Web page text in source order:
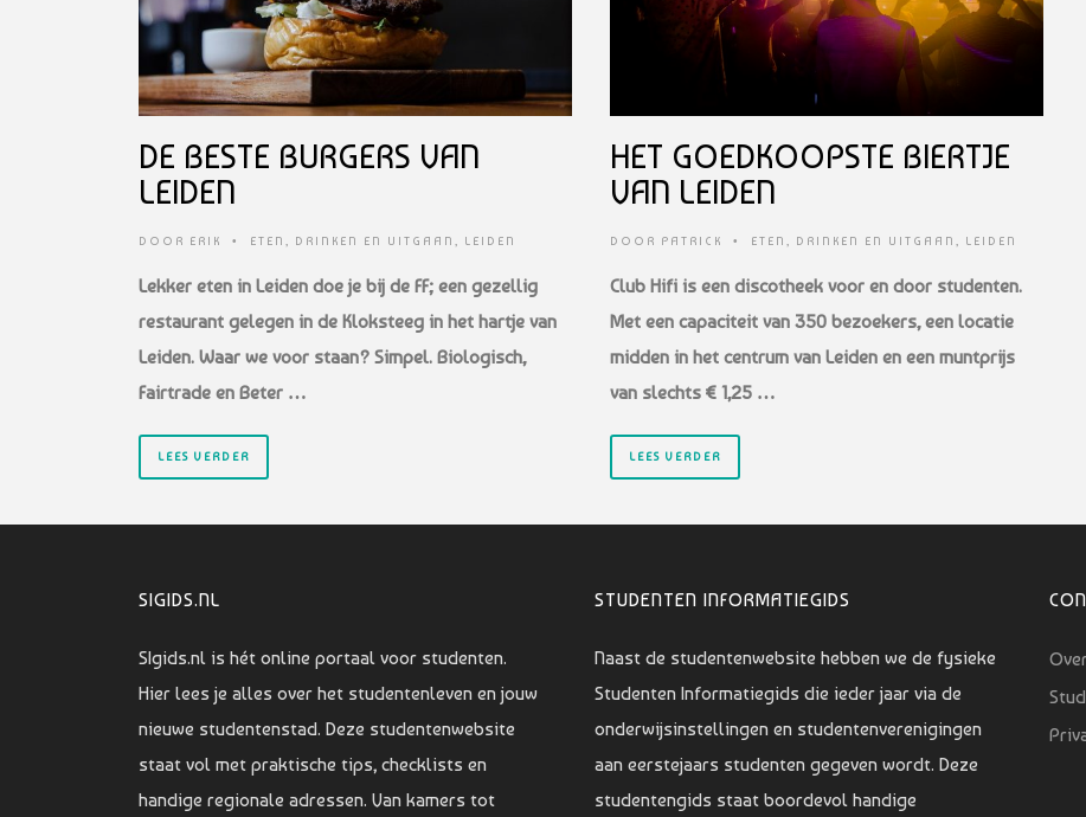
DE BESTE BURGERS VAN
LEIDEN
DOOR ERIK • ETEN, DRINKEN EN UITGAAN LEIDEN
Lekker eten in Leiden doe je bij de FF; een gezellig
restaurant gelegen in de Kloksteeg in het hartje van
Leiden. Waar we voor staan? Simpel. Biologisch,
Fairtrade en Beter …
LEES VERDER
HET GOEDKOOPSTE BIERTJE
VAN LEIDEN
DOOR PATRICK • ETEN, DRINKEN EN UITGAAN LEIDEN
Club Hifi is een discotheek voor en door studenten.
Met een capaciteit van 350 bezoekers, een locatie
midden in het centrum van Leiden en een muntprijs
van slechts € 1,25 …
LEES VERDER
SIGIDS.NL
SIgids.nl is hét online portaal voor studenten.
Hier lees je alles over het studentenleven en jouw
nieuwe studentenstad. Deze studentenwebsite
staat vol met praktische tips, checklists en
handige regionale adressen. Van kamers tot
STUDENTEN INFORMATIEGIDS
Naast de studentenwebsite hebben we de fysieke
Studenten Informatiegids die ieder jaar via de
onderwijsinstellingen en studentenverenigingen
aan eerstejaars studenten gegeven wordt. Deze
studentengids staat boordevol handige